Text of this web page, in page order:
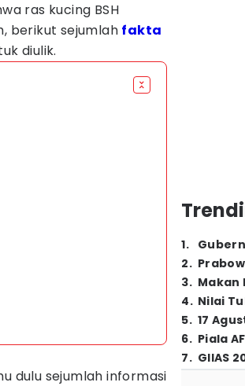
ras kucing BSH
berikut sejumlah fakta
diulik.
dulu sejumlah informasi
1.
2.
3. Makan
4. Nilai
5. 17
6. Piala
7. GIIAS